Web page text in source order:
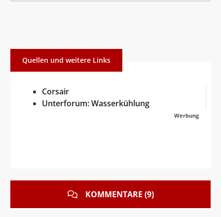
Quellen und weitere Links
Corsair
Unterforum: Wasserkühlung
Werbung
KOMMENTARE (9)